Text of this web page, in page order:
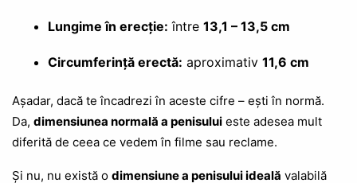
Lungime în erecție: între 13,1 – 13,5 cm
Circumferință erectă: aproximativ 11,6 cm
Așadar, dacă te încadrezi în aceste cifre – ești în normă.
Da, dimensiunea normală a penisului este adesea mult
diferită de ceea ce vedem în filme sau reclame.
Și nu, nu există o dimensiune a penisului ideală valabilă